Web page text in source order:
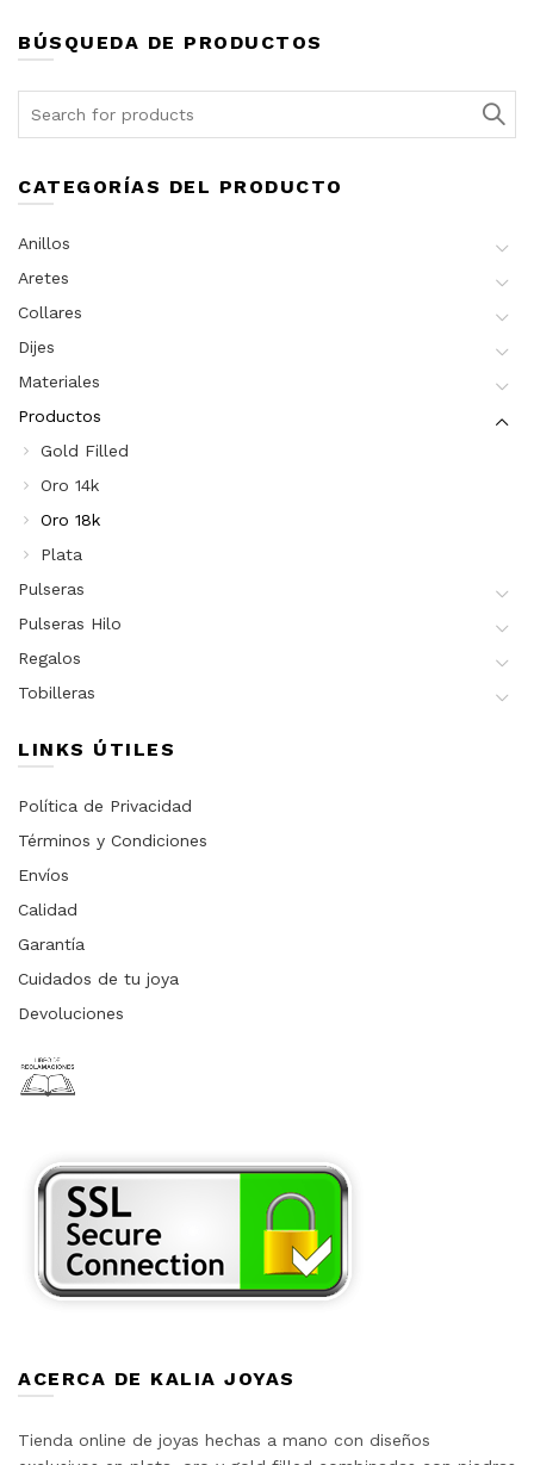
BÚSQUEDA DE PRODUCTOS
CATEGORÍAS DEL PRODUCTO
Anillos
Aretes
Collares
Dijes
Materiales
Productos
Gold Filled
Oro 14k
Oro 18k
Plata
Pulseras
Pulseras Hilo
Regalos
Tobilleras
LINKS ÚTILES
Política de Privacidad
Términos y Condiciones
Envíos
Calidad
Garantía
Cuidados de tu joya
Devoluciones
ACERCA DE KALIA JOYAS
Tienda online de joyas hechas a mano con diseños